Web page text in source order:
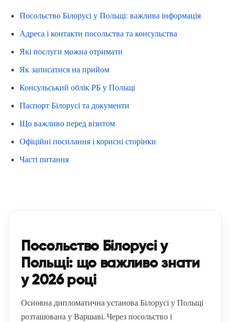
Посольство Білорусі у Польщі: важлива інформація
Адреса і контакти посольства та консульства
Які послуги можна отримати
Як записатися на прийом
Консульський облік РБ у Польщі
Паспорт Білорусі та документи
Що важливо перед візитом
Офіційні посилання і корисні сторінки
Часті питання
Посольство Білорусі у
Польщі: що важливо знати
у 2026 році
Основна дипломатична установа Білорусі у Польщі
розташована у Варшаві. Через посольство і